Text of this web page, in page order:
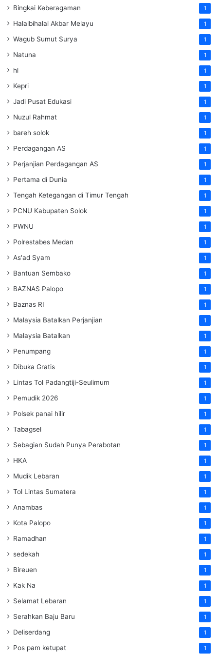
Bingkai Keberagaman 1
Halalbihalal Akbar Melayu 1
Wagub Sumut Surya 1
Natuna 1
hl 1
Kepri 1
Jadi Pusat Edukasi 1
Nuzul Rahmat 1
bareh solok 1
Perdagangan AS 1
Perjanjian Perdagangan AS 1
Pertama di Dunia 1
Tengah Ketegangan di Timur Tengah 1
PCNU Kabupaten Solok 1
PWNU 1
Polrestabes Medan 1
As'ad Syam 1
Bantuan Sembako 1
BAZNAS Palopo 1
Baznas RI 1
Malaysia Batalkan Perjanjian 1
Malaysia Batalkan 1
Penumpang 1
Dibuka Gratis 1
Lintas Tol Padangtiji-Seulimum 1
Pemudik 2026 1
Polsek panai hilir 1
Tabagsel 1
Sebagian Sudah Punya Perabotan 1
HKA 1
Mudik Lebaran 1
Tol Lintas Sumatera 1
Anambas 1
Kota Palopo 1
Ramadhan 1
sedekah 1
Bireuen 1
Kak Na 1
Selamat Lebaran 1
Serahkan Baju Baru 1
Deliserdang 1
Pos pam ketupat 1